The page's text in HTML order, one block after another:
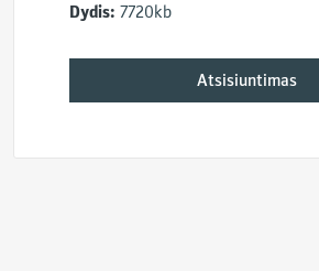
Dydis: 7720kb
Atsisiuntimas